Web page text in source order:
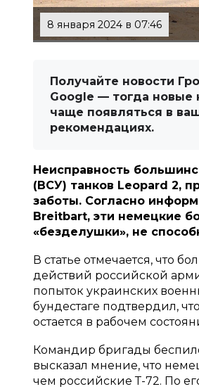
8 января 2024 в 07:46
Получайте новости
Google — тогда новые
чаще появляться в
рекомендациях.
Неисправность
(ВСУ) танков Leopard 2,
заботы. Согласно
Breitbart, эти немецкие
«безделушки», не
В статье отмечается, что
действий российской
попыток украинских
бундестаге подтвердил,
остается в рабочем
Командир бригады
высказал мнение, что
чем российские Т-72. По